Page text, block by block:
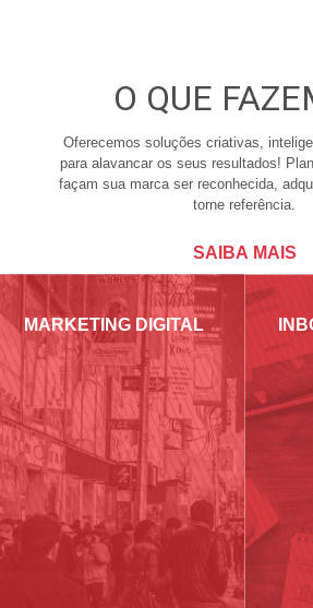
O QUE
Oferecemos soluções criativas,
para alavancar os seus resultados!
façam sua marca ser reconhecida,
torne referência.
SAIBA MAIS
MARKETING DIGITAL